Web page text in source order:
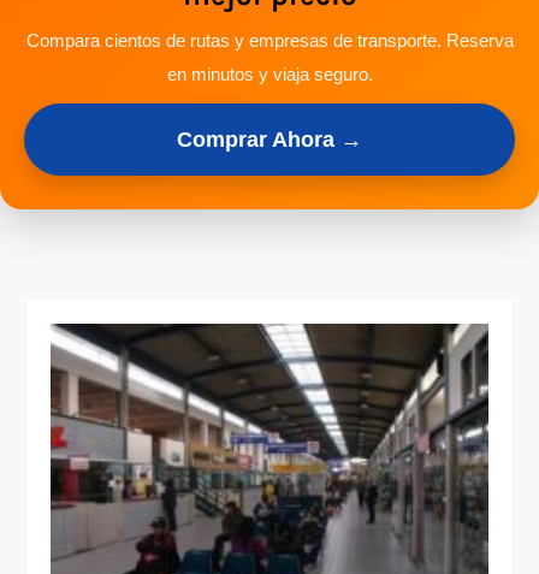
Compara cientos de rutas y empresas de transporte. Reserva
en minutos y viaja seguro.
Comprar Ahora →